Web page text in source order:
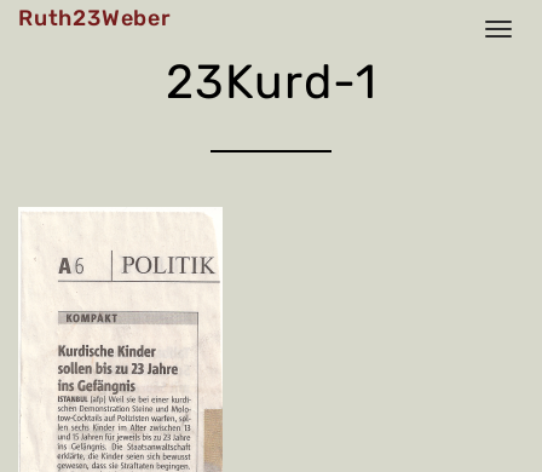
SkipRuth23Weber
23Kurd-1